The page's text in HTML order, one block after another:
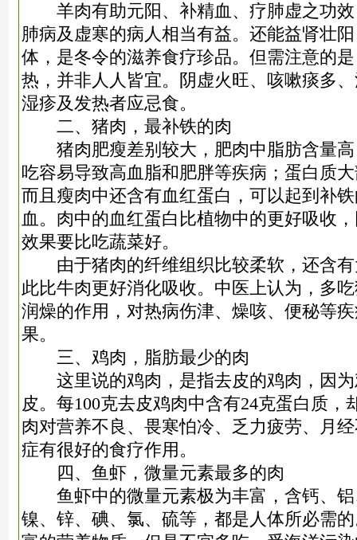
羊肉有助元阳、补精血、疗肺虚之功效
肺病及虚寒的病人相当有益。还能益肾壮
体，是冬令的滋养食疗珍品。但需注意的
热，并非人人皆宜。阴虚火旺、咳嗽痰多
湿疹及发热者应忌食。
二、猪肉，最补铁的肉
猪肉肥瘦差别较大，肥肉中脂肪含量高
吃容易导致高血脂和肥胖等疾病；蛋白质
而且瘦肉中还含有血红蛋白，可以起到补
血。肉中的血红蛋白比植物中的更好吸收
效果要比吃蔬菜好。
由于猪肉的纤维组织比较柔软，还含有
此比牛肉更好消化吸收。中医上认为，多
润燥的作用，对热病伤津、燥咳、便秘等
果。
三、鸡肉，脂肪最少的肉
这里说的鸡肉，是指去皮的鸡肉，因为
皮。每100克去皮鸡肉中含有24克蛋白质，
肉对营养不良、畏寒怕冷、乏力疲劳、月
症有很好的食疗作用。
四、鱼虾，微量元素最多的肉
鱼虾中的微量元素极为丰富，含钙、铝
镍、锌、碘、氯、硫等，都是人体所必需